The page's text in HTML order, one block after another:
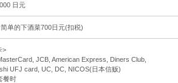
日元
单的下酒菜700日元(扣税)
>
JCB, American Express, Diners Club,
UFJ card, UC, DC, NICOS(日本信贩)
餐时